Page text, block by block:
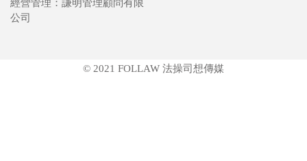
經營管理：謙明管理顧問有限
公司
© 2021 FOLLAW 法操司想傳媒